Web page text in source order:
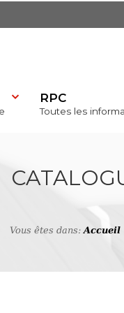
RPC
Toutes les
Vous êtes dans:Accueil|